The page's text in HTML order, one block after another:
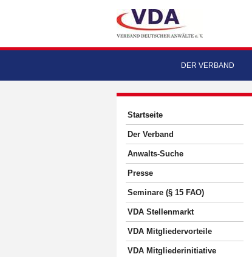
DER VERBAND
Startseite
Der Verband
Anwalts-Suche
Presse
Seminare (§ 15 FAO)
VDA Stellenmarkt
VDA Mitgliedervorteile
VDA Mitgliederinitiative